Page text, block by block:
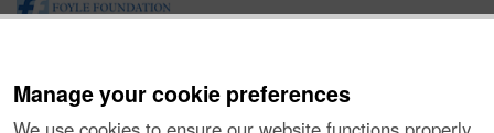
Manage your cookie preferences